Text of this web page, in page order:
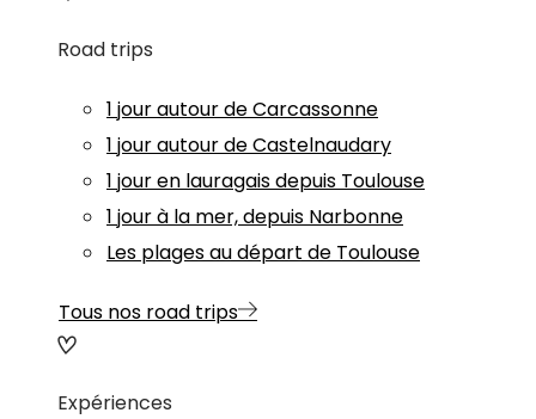
Road trips
1 jour autour de Carcassonne
1 jour autour de Castelnaudary
1 jour en lauragais depuis Toulouse
1 jour à la mer, depuis Narbonne
Les plages au départ de Toulouse
Tous nos road trips
Expériences